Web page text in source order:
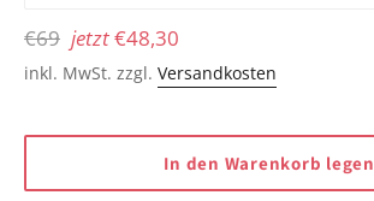
Normaler
Preis
€69 jetzt€48,30
inkl. MwSt. zzgl. Versandkosten
In den Warenkorb legen